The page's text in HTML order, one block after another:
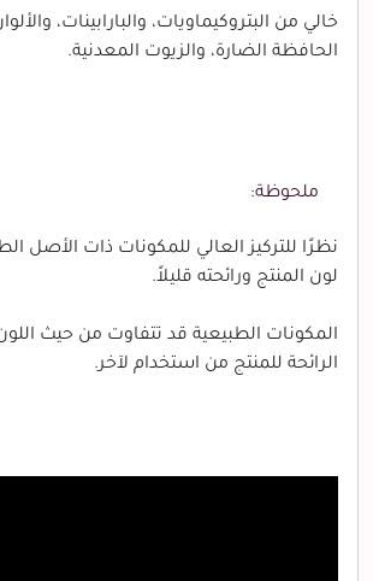
خالي من البتروكيماويات، والبارابينات،
الحافظة الضارة، والزيوت المعدنية.
ملحوظة:
نظرًا للتركيز العالي للمكونات ذات الأصل
لون المنتج ورائحته قليلاً.
المكونات الطبيعية قد تتفاوت من حيث
الرائحة للمنتج من استخدام لآخر.